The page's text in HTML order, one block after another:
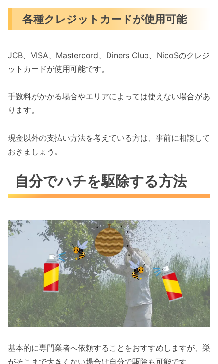
各種クレジットカードが使用可能
JCB、VISA、Mastercord、Diners Club、NicoSのクレジ
ットカードが使用可能です。
手数料がかかる場合やエリアによっては使えない場合があ
ります。
現金以外の支払い方法を考えている方は、事前に相談して
おきましょう。
自分でハチを駆除する方法
基本的に専門業者へ依頼することをおすすめしますが、巣
がそこまで大きくない場合は自分で駆除も可能です。